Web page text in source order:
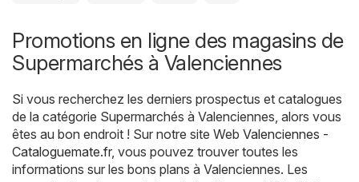
Promotions en ligne des magasins de
Supermarchés à Valenciennes
Si vous recherchez les derniers prospectus et catalogues
de la catégorie Supermarchés à Valenciennes, alors vous
êtes au bon endroit ! Sur notre site Web Valenciennes -
Cataloguemate.fr, vous pouvez trouver toutes les
informations sur les bons plans à Valenciennes. Les